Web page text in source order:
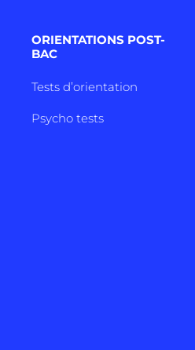
ORIENTATIONS POST-
BAC
Tests d’orientation
Psycho tests